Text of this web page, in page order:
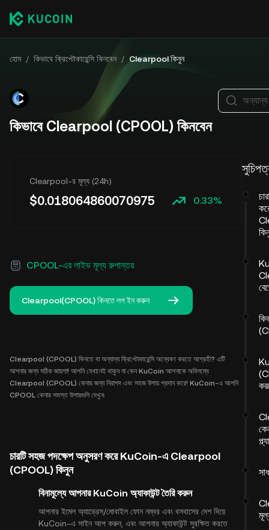
হোম / কিভাবে ক্রিপ্টোকারেন্সি কিনবেন / Clearpool কিনুন
কিভাবে Clearpool (CPOOL) কিনবেন
Clearpool-র মূল্য (24h)
$0.018064860070975 0.33%
CPOOL-এর লাইভ মূল্য রুপান্তর
Clearpool(CPOOL) কিনতে লগ ইন করুন
Clearpool (CPOOL) কিনতে বা অন্যান্য ক্রিপ্টোকারেন্সি অন্বেষণ করতে আগ্রহী? এটি
আপনার জন্য সঠিক জায়গা! আপনি যেখানেই থাকুন না কেন KuCoin আপনাকে অবিলম্বে
Clearpool (CPOOL) কেনার জন্য নিরাপদ এবং সহজ উপায় প্রদান করে! KuCoin-এ আপনি
CPOOL কেনার সমস্ত উপায়গুলি দেখুন৷
চারটি সহজ পদক্ষেপ অনুসরণ করে KuCoin-এ Clearpool
(CPOOL) কিনুন
বিনামূল্যে আপনার KuCoin অ্যাকাউন্ট তৈরি করুন
আপনার ইমেল অ্যাড্রেস/মোবাইল ফোন নম্বর এবং বসবাসের দেশ দিয়ে
KuCoin-এ সাইন আপ করুন, এবং আপনার অ্যাকাউন্ট সুরক্ষিত করতে